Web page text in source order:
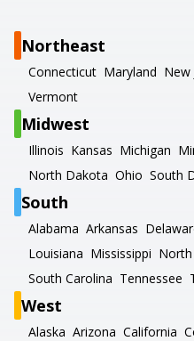
Northeast
Connecticut Maryland New
Vermont
Midwest
Illinois Kansas Michigan
North Dakota Ohio South
South
Alabama Arkansas
Louisiana Mississippi North
South Carolina Tennessee
West
Alaska Arizona California